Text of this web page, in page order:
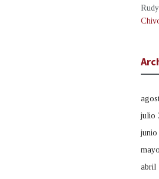
Rudy
julio
junio
abril